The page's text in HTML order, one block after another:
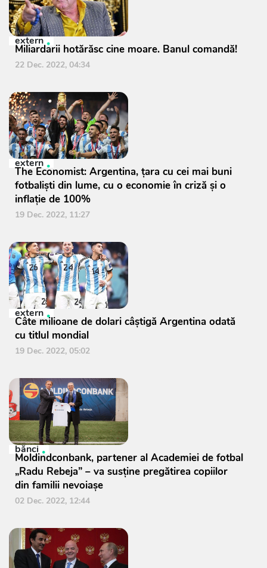
extern
Miliardarii hotărăsc cine moare. Banul comandă!
22 Dec. 2022, 04:34
extern
The Economist: Argentina, ţara cu cei mai buni
fotbalişti din lume, cu o economie în criză și o
inflație de 100%
19 Dec. 2022, 11:27
extern
Câte milioane de dolari câștigă Argentina odată
cu titlul mondial
19 Dec. 2022, 05:02
bănci
Moldindconbank, partener al Academiei de fotbal
„Radu Rebeja” – va susține pregătirea copiilor
din familii nevoiașe
02 Dec. 2022, 12:44